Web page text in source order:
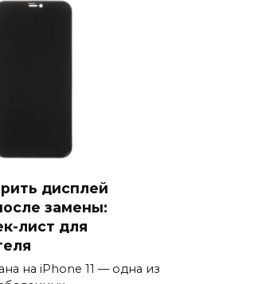
дисплей
замены:
лист для
на iPhone 11 — одна из